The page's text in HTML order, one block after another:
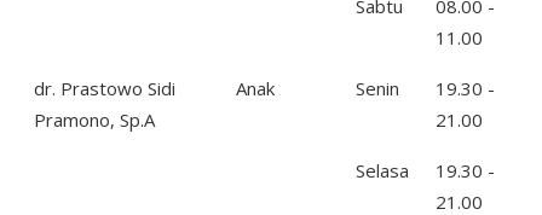
Sabtu
08.00 -
11.00
dr. Prastowo Sidi
Pramono, Sp.A
Anak Senin
19.30 -
21.00
Selasa
19.30 -
21.00